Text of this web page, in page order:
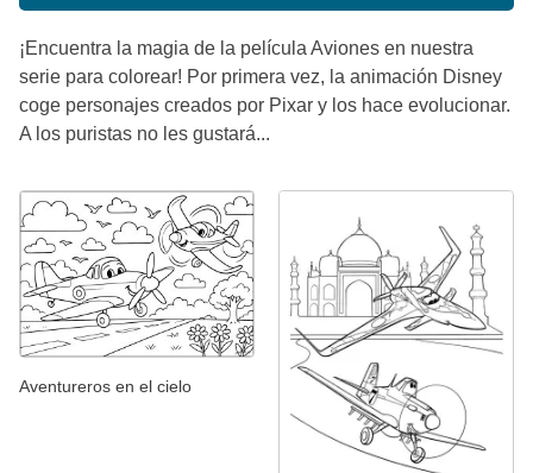
¡Encuentra la magia de la película Aviones en nuestra
serie para colorear! Por primera vez, la animación Disney
coge personajes creados por Pixar y los hace evolucionar.
A los puristas no les gustará...
Aventureros en el cielo